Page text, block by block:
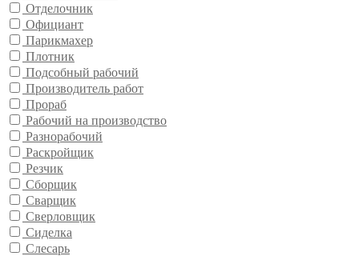
Отделочник
Официант
Парикмахер
Плотник
Подсобный рабочий
Производитель работ
Прораб
Рабочий на производство
Разнорабочий
Раскройщик
Резчик
Сборщик
Сварщик
Сверловщик
Сиделка
Слесарь